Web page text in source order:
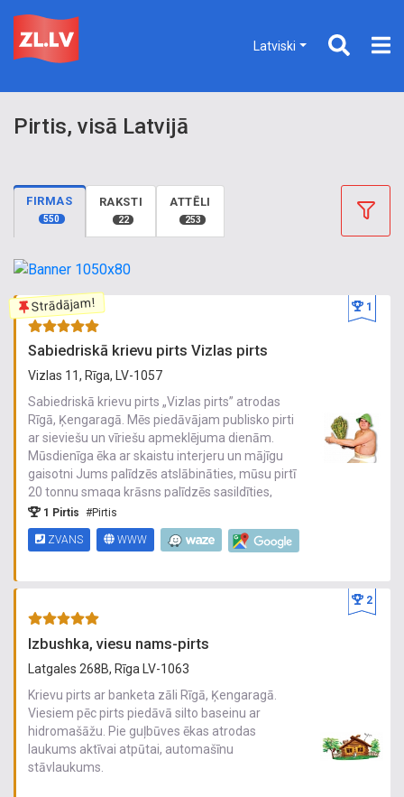
Latviski
Pirtis, visā Latvijā
FIRMAS
550
RAKSTI
22
ATTĒLI
253
1
Sabiedriskā krievu pirts Vizlas pirts
Strādājam!
Vizlas 11, Rīga, LV-1057
Sabiedriskā krievu pirts „Vizlas pirts” atrodas
Rīgā, Ķengaragā. Mēs piedāvājam publisko pirti
ar sieviešu un vīriešu apmeklējuma dienām.
Mūsdienīga ēka ar skaistu interjeru un mājīgu
gaisotni Jums palīdzēs atslābināties, mūsu pirtī
20 tonnu smaga krāsns palīdzēs sasildīties,
saņemt masu pirts priekus, pēc kuriem varēsiet
atvēsināties aukstā baseinā vai dušā. SPA
HAMAN - turku pirts. Asu izjūtu cienītājiem ir
gaisā, kur var pasēdēt ērtos krēslos vai atgulties
masāžas speciālists, masāžas ilgums viena
stunda.
1 Pirtis #Pirtis
ZVANS WWW
2
Izbushka, viesu nams-pirts
Latgales 268B, Rīga LV-1063
Krievu pirts ar banketa zāli Rīgā, Ķengaragā.
Viesiem pēc pirts piedāvā silto baseinu ar
hidromašāžu. Pie guļbūves ēkas atrodas
laukums aktīvai atpūtai, automašīnu
stāvlaukums.